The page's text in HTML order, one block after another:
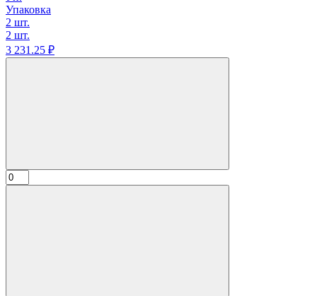
Упаковка
2 шт.
2 шт.
3 231.25 ₽